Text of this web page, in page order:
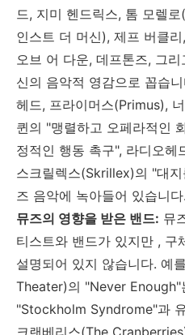
드, 지미 헨드릭스, 톰 모렐로
인스트 더 머신), 제프 버클리,
오브 어 다운, 데프톤즈, 그
신의 음악적 영감으로 꼽습
헤드, 프라이머스(Primus),
퀸의 "맹렬하고 오페라적인
정적인 행동 촉구", 라디오헤
스크릴렉스(Skrillex)의 "대
즈 음악에 녹아들어 있습니다
뮤즈의 영향을 받은 밴드: 뮤
티스트와 밴드가 있지만 , 구
설명되어 있지 않습니다. 예
Theater)의 "Never Enough"
"Stockholm Syndrome"과
크랜베리스(The